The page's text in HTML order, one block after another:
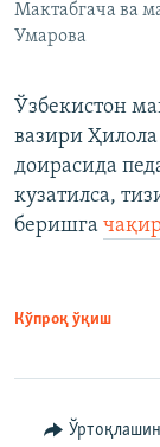
Мактабгача ва
Умарова
Ўзбекистон
вазири
доирасида
кузатилса,
беришга
Кўпроқ ўқиш